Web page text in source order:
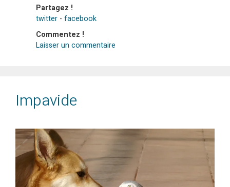
Partagez !
twitter - facebook
Commentez !
Laisser un commentaire
Impavide